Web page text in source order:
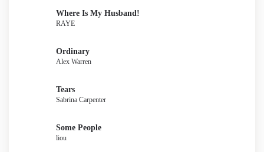
Where Is My Husband!
RAYE
Ordinary
Alex Warren
Tears
Sabrina Carpenter
Some People
liou